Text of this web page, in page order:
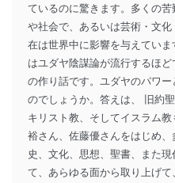
ているのに驚きます。多くの
や社会で、あるいは芸術・文
在は世界中に影響を与えてい
はユダヤ陰謀論が流行するほ
の作り話です。ユダヤのパワ
のでしょうか。答えは、 旧約
キリスト教、そしてイスラム
裕さん、佐藤優さんをはじめ
史、文化、思想、聖書、また
て、あらゆる面から取り上げ